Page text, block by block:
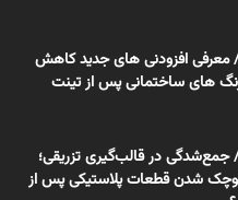
معرفی افزودنی های جدید کاهش
های ساختمانی پس از تینت
در قالب‌گیری تزریقی؛
شدن قطعات پلاستیکی پس از